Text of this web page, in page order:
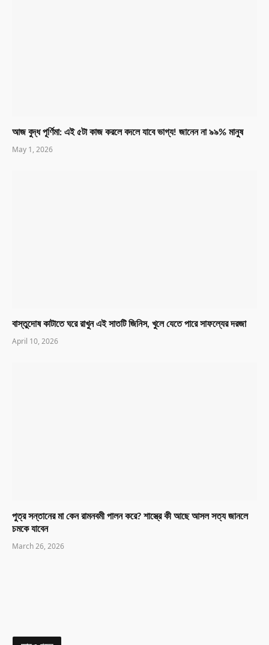
আজ বুদ্ধ পূর্ণিমা: এই ৫টা কাজ করলে বদলে যাবে ভাগ্য! জানেন না ৯৯% মানুষ
May 1, 2026
বাস্তুদোষ কাটাতে ঘরে রাখুন এই সাতটি জিনিস, খুলে যেতে পারে সাফল্যের দরজা
April 10, 2026
পুত্র সন্তানের মা কেন রামনবমী পালন করে? শাস্ত্রে কী আছে আসল সত্য জানলে
চমকে যাবেন
March 26, 2026